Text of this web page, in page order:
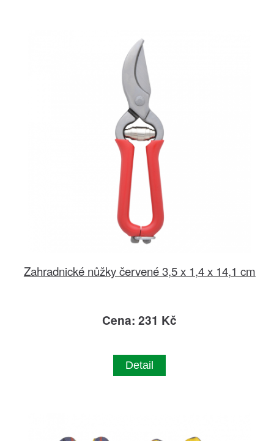
Zahradnické nůžky červené 3,5 x 1,4 x 14,1 cm
Cena: 231 Kč
Detail